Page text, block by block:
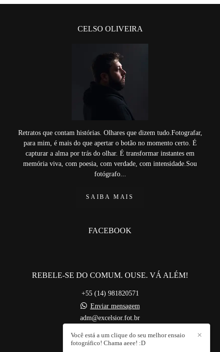
CELSO OLIVEIRA
Retratos que contam histórias. Olhares que dizem tudo.Fotografar,
para mim, é mais do que apertar o botão no momento certo. É
capturar a alma por trás do olhar. É transformar instantes em
memória viva, com poesia, com verdade, com intensidade.Sou
fotógrafo...
SAIBA MAIS
FACEBOOK
REBELE-SE DO COMUM. OUSE. VÁ ALÉM!
+55 (14) 981820571
Enviar mensagem
adm@excelsior.fot.br
✕
Você está a um clique do seu melhor ensaio
fotográfico! Chama aeee! :D